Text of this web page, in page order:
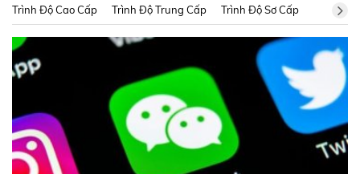
Trình Độ Cao Cấp Trình Độ Trung Cấp Trình Độ Sơ Cấp